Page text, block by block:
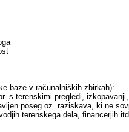
baze v računalniških zbirkah):
s terenskimi pregledi,
poseg oz. raziskava, ki ne
terenskega dela, financerjih